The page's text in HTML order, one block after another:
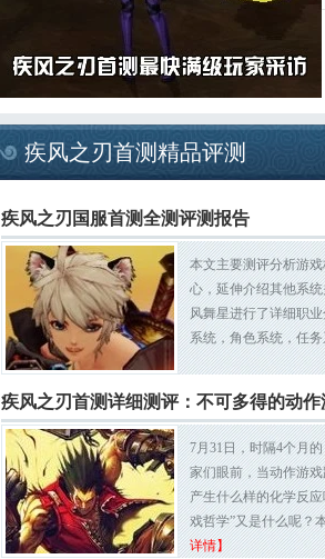
疾风之刃首测精品评测
疾风之刃国服首测全测评测报告
本文主要测评分析游
心，延伸介绍其他系
风舞星进行了详细职
系统，角色系统，任
疾风之刃首测详细测评：不可多得的动作
7月31日，时隔4个月
家们眼前，当动作游
产生什么样的化学反
戏哲学”又是什么呢？
详情】